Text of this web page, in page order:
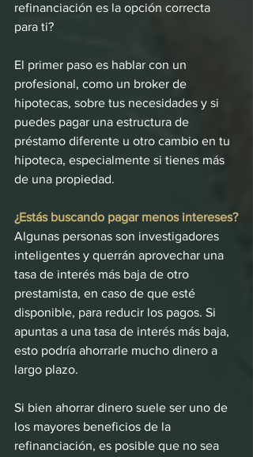
refinanciación es la opción correcta
para ti?
El primer paso es hablar con un
profesional, como un broker de
hipotecas, sobre tus necesidades y si
puedes pagar una estructura de
préstamo diferente u otro cambio en tu
hipoteca, especialmente si tienes más
de una propiedad.
¿Estás buscando pagar menos intereses?
Algunas personas son investigadores
inteligentes y querrán aprovechar una
tasa de interés más baja de otro
prestamista, en caso de que esté
disponible, para reducir los pagos. Si
apuntas a una tasa de interés más baja,
esto podría ahorrarle mucho dinero a
largo plazo.
Si bien ahorrar dinero suele ser uno de
los mayores beneficios de la
refinanciación, es posible que no sea